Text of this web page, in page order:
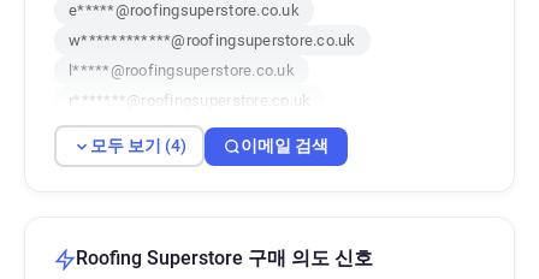
e*****@roofingsuperstore.co.uk
w************@roofingsuperstore.co.uk
l*****@roofingsuperstore.co.uk
r*******@roofingsuperstore.co.uk
모두 보기 (4) 이메일 검색
Roofing Superstore 구매 의도 신호